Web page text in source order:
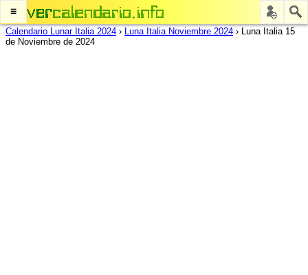
≡
Calendario Lunar Italia 2024 › Luna Italia Noviembre 2024 › Luna Italia 15
de Noviembre de 2024